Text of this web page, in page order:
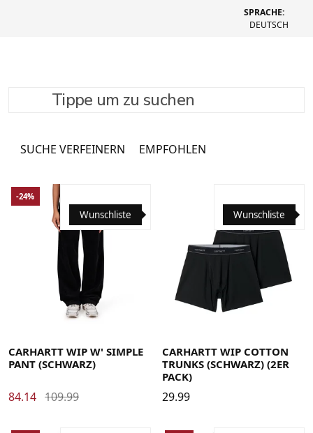
SPRACHE:
DEUTSCH
Tippe um zu suchen
Uhren3761 Produkte
SUCHE VERFEINERN EMPFOHLEN
Wunschliste
-24%
CARHARTT WIP W' SIMPLE
PANT (SCHWARZ)
84.14 109.99
Wunschliste
CARHARTT WIP COTTON
TRUNKS (SCHWARZ) (2ER
PACK)
29.99